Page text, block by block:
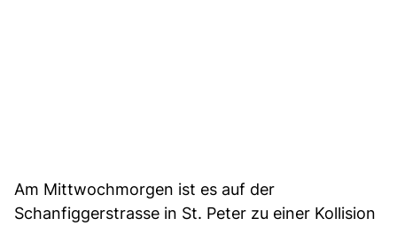
Am Mittwochmorgen ist es auf der
Schanfiggerstrasse in St. Peter zu einer Kollision